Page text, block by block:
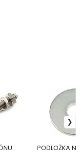
PODLOŽKA